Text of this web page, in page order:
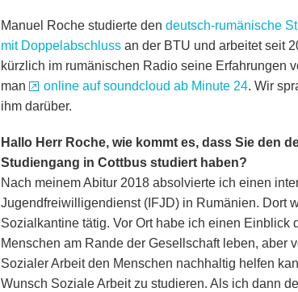
Manuel Roche studierte den deutsch-rumänische
mit Doppelabschluss an der BTU und arbeitet seit
kürzlich im rumänischen Radio seine Erfahrungen
man
online auf soundcloud ab Minute 24. Wir
ihm darüber.
Hallo Herr Roche, wie kommt es, dass Sie den
Studiengang in Cottbus studiert haben?
Nach meinem Abitur 2018 absolvierte ich einen
Jugendfreiwilligendienst (IFJD) in Rumänien. Dort
Sozialkantine tätig. Vor Ort habe ich einen Einblick
Menschen am Rande der Gesellschaft leben, aber
Sozialer Arbeit den Menschen nachhaltig helfen
Wunsch Soziale Arbeit zu studieren. Als ich dann